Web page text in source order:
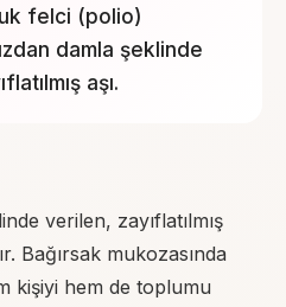
felci (polio)
damla şeklinde
aşı.
verilen, zayıflatılmış
Bağırsak mukozasında
kişiyi hem de toplumu